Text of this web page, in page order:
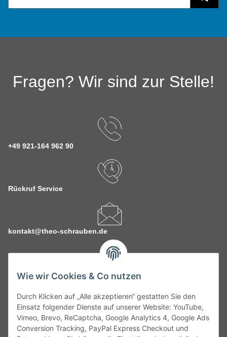
Wie wir Cookies & Co nutzen
Durch Klicken auf „Alle akzeptieren“ gestatten Sie den
Einsatz folgender Dienste auf unserer Website: YouTube,
Vimeo, Brevo, ReCaptcha, Google Analytics 4, Google Ads
Conversion Tracking, PayPal Express Checkout und
Fragen? Wir sind zur Stelle!
+49 921-164 962 90
Rückruf Service
kontakt@theo-schrauben.de
Service
Gesetzliche Informationen